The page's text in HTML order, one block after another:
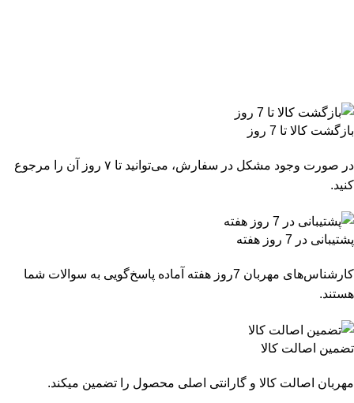
بازگشت کالا تا 7 روز
در صورت وجود مشکل در سفارش، می‌توانید تا ۷ روز آن را مرجوع
کنید.
پشتیبانی در 7 روز هفته
کارشناس‌های مهربان 7روز هفته آماده پاسخ‌گویی به سوالات شما
هستند.
تضمین اصالت کالا
مهربان اصالت کالا و گارانتی اصلی محصول را تضمین میکند.